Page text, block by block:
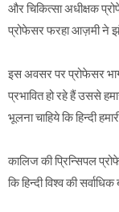
और चिकित्सा अधीक्षक
प्रोफेसर फरहा आज़मी ने
इस अवसर पर प्रोफेसर
प्रभावित हो रहे हैं उससे
भूलना चाहिये कि हिन्दी
कालिज की प्रिन्सिपल
कि हिन्दी विश्व की